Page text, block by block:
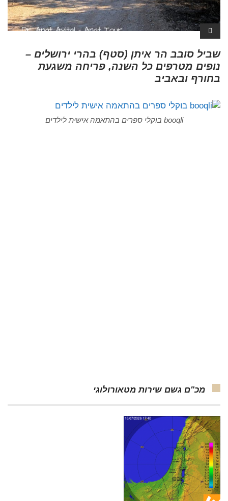
שביל סובב הר איתן (סטף) בהרי ירושלים –
נופים מטרפים כל השנה, פריחה משגעת
בחורף ובאביב
booqli בוקלי ספרים בהתאמה אישית לילדים
מכ"ם גשם שירות מטאורולוגי